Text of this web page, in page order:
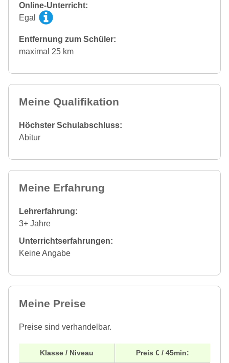
Online-Unterricht:
Egal
Entfernung zum Schüler:
maximal 25 km
Meine Qualifikation
Höchster Schulabschluss:
Abitur
Meine Erfahrung
Lehrerfahrung:
3+ Jahre
Unterrichtserfahrungen:
Keine Angabe
Meine Preise
Preise sind verhandelbar.
Klasse / Niveau Preis € / 45min: